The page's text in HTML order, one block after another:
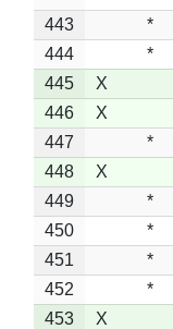
443
*
444
*
445
X
446
X
447
*
448
X
449
*
450
*
451
*
452
*
453
X